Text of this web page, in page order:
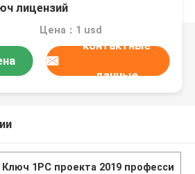
лицензий
неподдельный
Цена：1 usd
контактные
данные
Ключ 1PC проекта 2019 професси